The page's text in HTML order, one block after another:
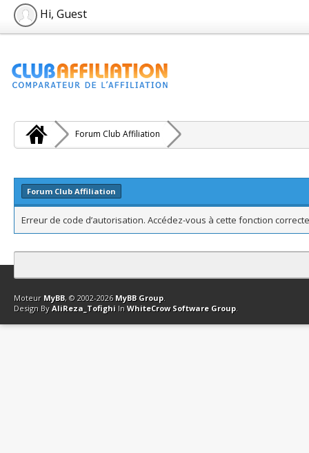
Hi, Guest
Forum Club Affiliation
Forum Club Affiliation
Erreur de code d’autorisation. Accédez-vous à cette fonction
Contact Club Affiliation Retourner en haut Version bas-débit
Moteur MyBB, © 2002-2026 MyBB Group.
Design By AliReza_Tofighi In WhiteCrow Software Group.